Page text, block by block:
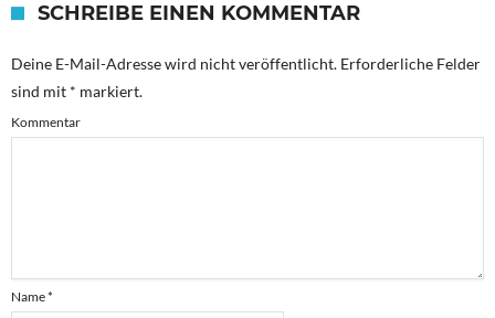
SCHREIBE EINEN KOMMENTAR
Deine E-Mail-Adresse wird nicht veröffentlicht. Erforderliche Felder
sind mit * markiert.
Kommentar
Name*